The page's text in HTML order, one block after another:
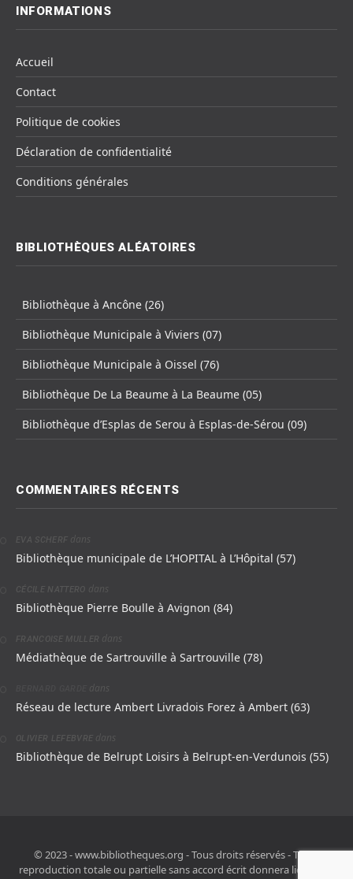
INFORMATIONS
Accueil
Contact
Politique de cookies
Déclaration de confidentialité
Conditions générales
BIBLIOTHÈQUES ALÉATOIRES
Bibliothèque à Ancône (26)
Bibliothèque Municipale à Viviers (07)
Bibliothèque Municipale à Oissel (76)
Bibliothèque De La Beaume à La Beaume (05)
Bibliothèque d’Esplas de Serou à Esplas-de-Sérou (09)
COMMENTAIRES RÉCENTS
EVA SCHERF dans
Bibliothèque municipale de L’HOPITAL à L’Hôpital (57)
CÉCILE NATTERO dans
Bibliothèque Pierre Boulle à Avignon (84)
FRANCOISE MULLER dans
Médiathèque de Sartrouville à Sartrouville (78)
dans
Réseau de lecture Ambert Livradois Forez à Ambert (63)
OLIVIER LEFEBVRE dans
Bibliothèque de Belrupt Loisirs à Belrupt-en-Verdunois (55)
© 2023 - www.bibliotheques.org - Tous droits réservés - Toute
reproduction totale ou partielle sans accord écrit donnera lieu à des